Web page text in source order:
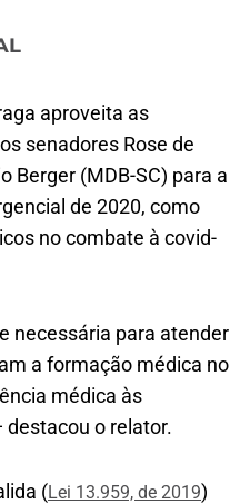
aproveita as
senadores Rose de
Berger (MDB-SC) para a
de 2020, como
no combate à covid-
necessária para atender
a formação médica no
médica às
o relator.
(Lei 13.959, de 2019)